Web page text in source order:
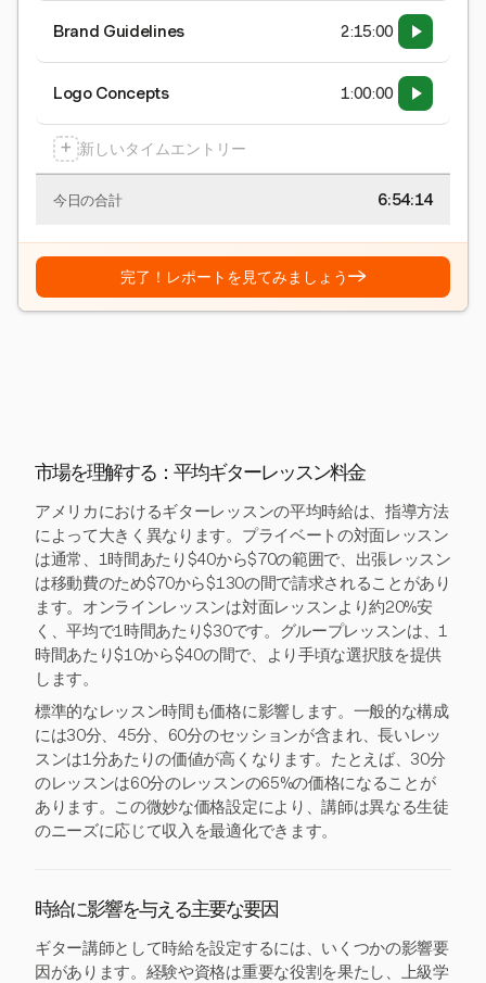
Brand Guidelines 2:15:00
Logo Concepts 1:00:00
+ 新しいタイムエントリー
今日の合計 6:54:15
完了！レポートを見てみましょう→
市場を理解する：平均ギターレッスン料金
アメリカにおけるギターレッスンの平均時給は、指導方法
によって大きく異なります。プライベートの対面レッスン
は通常、1時間あたり$40から$70の範囲で、出張レッスン
は移動費のため$70から$130の間で請求されることがあり
ます。オンラインレッスンは対面レッスンより約20%安
く、平均で1時間あたり$30です。グループレッスンは、1
時間あたり$10から$40の間で、より手頃な選択肢を提供
します。
標準的なレッスン時間も価格に影響します。一般的な構成
には30分、45分、60分のセッションが含まれ、長いレッ
スンは1分あたりの価値が高くなります。たとえば、30分
のレッスンは60分のレッスンの65%の価格になることが
あります。この微妙な価格設定により、講師は異なる生徒
のニーズに応じて収入を最適化できます。
時給に影響を与える主要な要因
ギター講師として時給を設定するには、いくつかの影響要
因があります。経験や資格は重要な役割を果たし、上級学